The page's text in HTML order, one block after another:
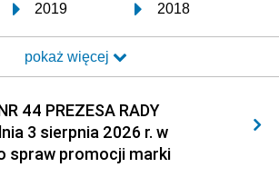
2019 2018
2016 2015
2013 2012
2010 2009
2007 2006
pokaż więcej
44 PREZESA RADY
3 sierpnia 2026 r. w
spraw promocji marki